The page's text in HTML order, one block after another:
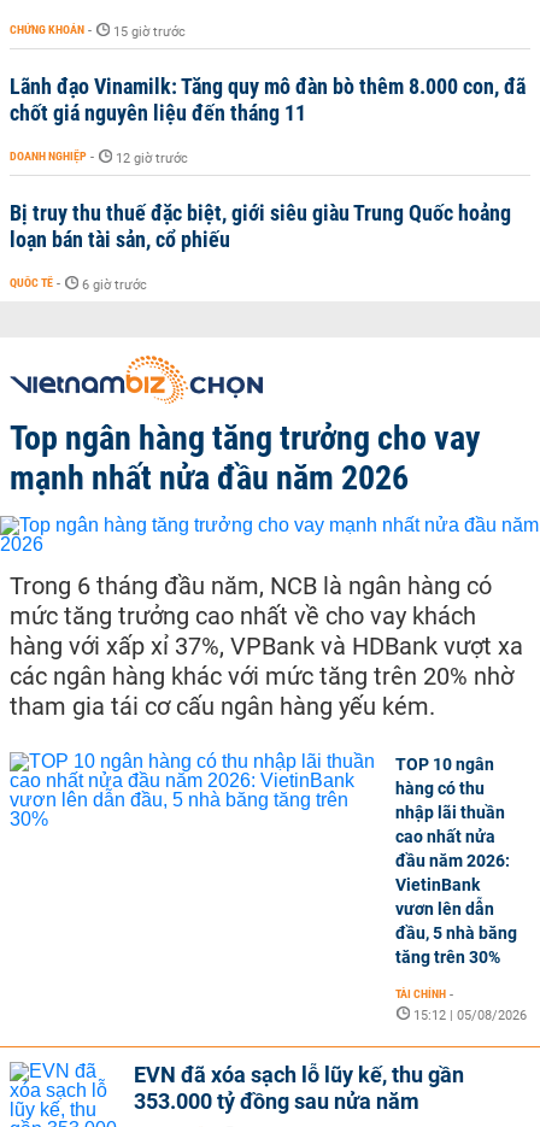
CHỨNG KHOÁN - 15 giờ trước
Lãnh đạo Vinamilk: Tăng quy mô đàn bò thêm 8.000 con, đã
chốt giá nguyên liệu đến tháng 11
DOANH NGHIỆP - 12 giờ trước
Bị truy thu thuế đặc biệt, giới siêu giàu Trung Quốc hoảng
loạn bán tài sản, cổ phiếu
QUỐC TẾ - 6 giờ trước
Top ngân hàng tăng trưởng cho vay
mạnh nhất nửa đầu năm 2026
Trong 6 tháng đầu năm, NCB là ngân hàng có
mức tăng trưởng cao nhất về cho vay khách
hàng với xấp xỉ 37%, VPBank và HDBank vượt xa
các ngân hàng khác với mức tăng trên 20% nhờ
tham gia tái cơ cấu ngân hàng yếu kém.
TOP 10 ngân
hàng có thu
nhập lãi thuần
cao nhất nửa
đầu năm 2026:
VietinBank
vươn lên dẫn
đầu, 5 nhà băng
tăng trên 30%
TÀI CHÍNH -
15:12 | 05/08/2026
EVN đã xóa sạch lỗ lũy kế, thu gần
353.000 tỷ đồng sau nửa năm